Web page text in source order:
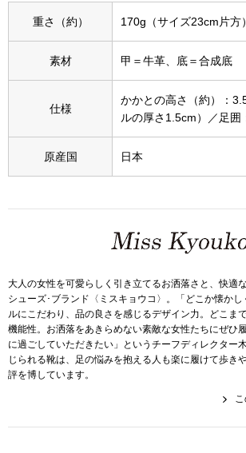
ン雑貨重さ（約） 170g（サイズ23cm片方）
素材 甲＝牛革、底＝合成底
仕様
かかとの高さ（約）：
ルの厚さ1.5cm）／足囲
原産国 日本
大人の女性を可愛らしく引き立てるお洒落さと、快適
シューズ･ブランド〈ミスキョウコ〉。「どこか懐か
ルにこだわり、品の良さを感じるデザイン力。どこま
機能性。お洒落をあきらめない素敵な女性たちにぜひ
に過ごしていただきたい」というチーフディレクター
じられる靴は、足の悩みを抱える人も楽に履けて歩き
評を博しています。